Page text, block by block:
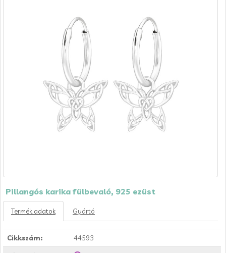
Pillangós karika fülbevaló, 925 ezüst
Termék adatok Gyártó
Cikkszám: 44593